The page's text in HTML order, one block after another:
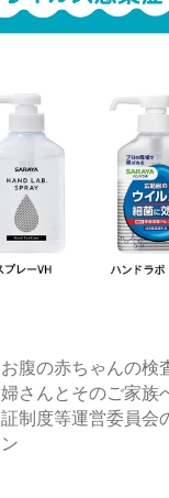
お腹の赤ちゃんの検
婦さんとそのご家族
証制度等運営委員会
ン